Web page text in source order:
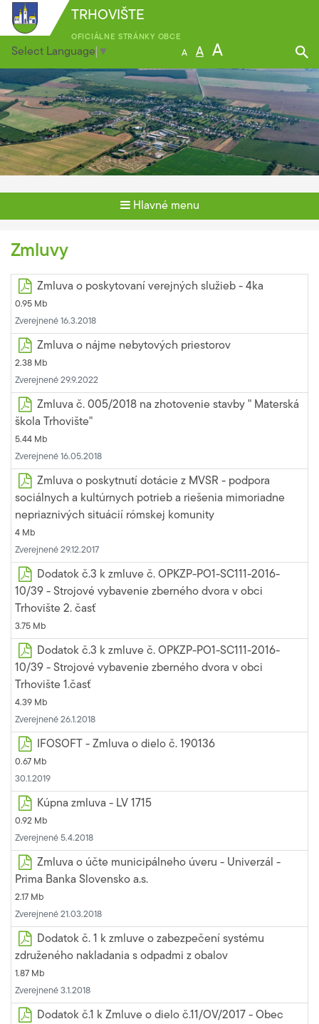
TRHOVIŠTE
OFICIÁLNE STRÁNKY OBCE
Select Language ▼ A A A
Hlavné menu
Zmluvy
Zmluva o poskytovaní verejných služieb - 4ka
0.95 Mb
Zverejnené 16.3.2018
Zmluva o nájme nebytových priestorov
2.38 Mb
Zverejnené 29.9.2022
Zmluva č. 005/2018 na zhotovenie stavby " Materská
škola Trhovište"
5.44 Mb
Zverejnené 16.05.2018
Zmluva o poskytnutí dotácie z MVSR - podpora
sociálnych a kultúrnych potrieb a riešenia mimoriadne
nepriaznivých situácií rómskej komunity
4 Mb
Zverejnené 29.12.2017
Dodatok č.3 k zmluve č. OPKZP-PO1-SC111-2016-
10/39 - Strojové vybavenie zberného dvora v obci
Trhovište 2. časť
3.75 Mb
Dodatok č.3 k zmluve č. OPKZP-PO1-SC111-2016-
10/39 - Strojové vybavenie zberného dvora v obci
Trhovište 1.časť
4.39 Mb
Zverejnené 26.1.2018
IFOSOFT - Zmluva o dielo č. 190136
0.67 Mb
30.1.2019
Kúpna zmluva - LV 1715
0.92 Mb
Zverejnené 5.4.2018
Zmluva o účte municipálneho úveru - Univerzál -
Prima Banka Slovensko a.s.
2.17 Mb
Zverejnené 21.03.2018
Dodatok č. 1 k zmluve o zabezpečení systému
združeného nakladania s odpadmi z obalov
1.87 Mb
Zverejnené 3.1.2018
Dodatok č.1 k Zmluve o dielo č.11/OV/2017 - Obec